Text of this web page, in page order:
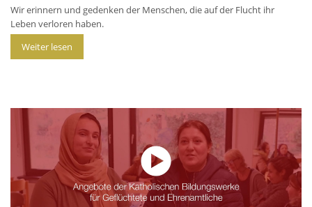
Wir erinnern und gedenken der Menschen, die auf der Flucht ihr
Leben verloren haben.
Weiter lesen